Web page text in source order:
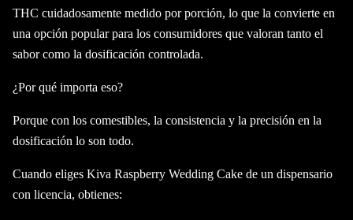
THC cuidadosamente medido por porción, lo que la convierte en
una opción popular para los consumidores que valoran tanto el
sabor como la dosificación controlada.
¿Por qué importa eso?
Porque con los comestibles, la consistencia y la precisión en la
dosificación lo son todo.
Cuando eliges Kiva Raspberry Wedding Cake de un dispensario
con licencia, obtienes: